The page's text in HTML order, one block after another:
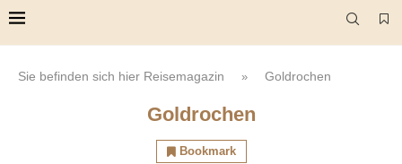
Sie befinden sich hier Reisemagazin » Goldrochen
Goldrochen
Bookmark